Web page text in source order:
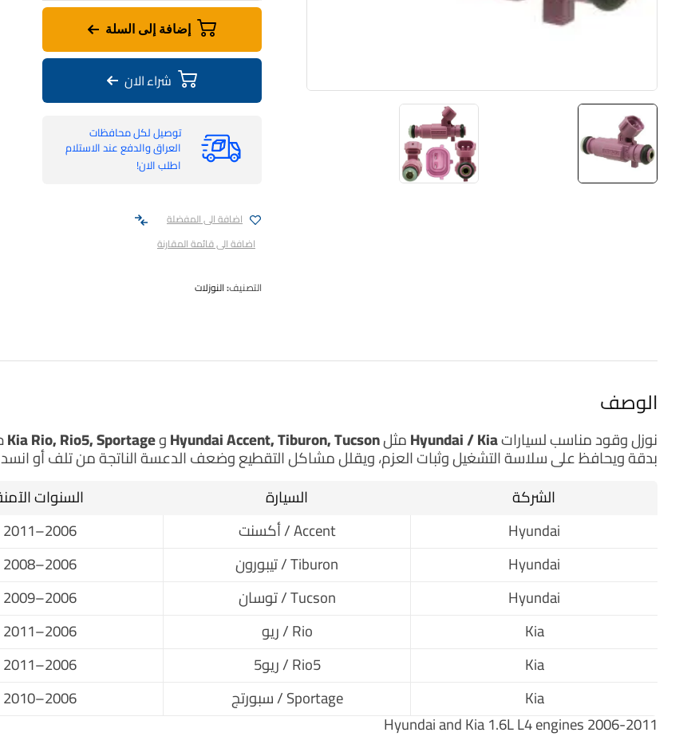
إضافة إلى السلة
شراء الان
توصيل لكل محافظات
العراق والدفع عند الاستلام
اطلب الان!
اضافة الى المفضلة
اضافة الى قائمة المقارنة
التصنيف:النوزلات
الوصف
نوزل وقودمناسب لسياراتHyundai / KiaمثلHyundai Accent, Tiburon, TucsonوKia Rio, Rio5, Sportage
بدقة ويحافظ على سلاسة التشغيل وثبات العزم، ويقلل مشاكل التقطيع وضعف الدعسة الناتجة من تلف أو
الشركة
السيارة السنوات
Hyundai
Accent / أكسنت 2006–2011
Hyundai
Tiburon / تيبورون 2006–2008
Hyundai
Tucson / توسان 2006–2009
Kia
Rio / ريو 2006–2011
Kia
Rio5 / ريو5 2006–2011
Kia
Sportage / سبورتج 2006–2010
Hyundai and Kia 1.6L L4 engines 2006-2011